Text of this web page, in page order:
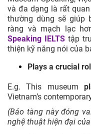
và đa dạng là rất
thường dùng sẽ giúp
ràng và mạch lạc
Speaking IELTStập
thiện kỹ năng nói của
Plays a crucial
E.g. This museum
Vietnam’s
(Bảo tàng này đóng
nghệ thuật hiện đại